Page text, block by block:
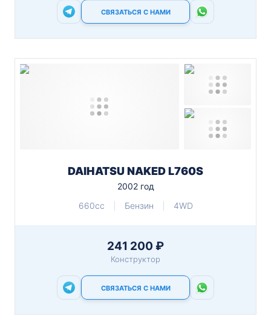
СВЯЗАТЬСЯ С НАМИ
DAIHATSU NAKED L760S
2002 год
660cc
Бензин 4WD
241 200 ₽
Конструктор
СВЯЗАТЬСЯ С НАМИ